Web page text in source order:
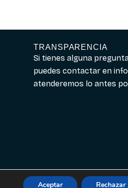
TRANSPARENCIA
Si tienes alguna
puedes contactar en
atenderemos lo antes
Aceptar Rechazar